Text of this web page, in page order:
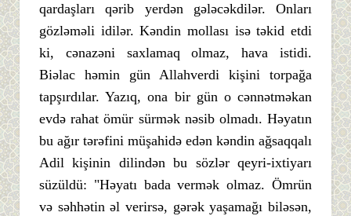
qardaşları qərib yerdən gələcəkdilər. Onları
gözləməli idilər. Kəndin mollası isə təkid etdi
ki, cənazəni saxlamaq olmaz, hava istidi.
Biəlac həmin gün Allahverdi kişini torpağa
tapşırdılar. Yazıq, ona bir gün o cənnətməkan
evdə rahat ömür sürmək nəsib olmadı. Həyatın
bu ağır tərəfini müşahidə edən kəndin ağsaqqalı
Adil kişinin dilindən bu sözlər qeyri-ixtiyarı
süzüldü: "Həyatı bada vermək olmaz. Ömrün
və səhhətin əl verirsə, gərək yaşamağı biləsən,